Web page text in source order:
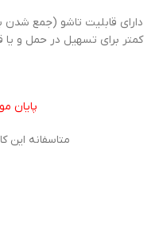
دارای قابلیت تاشو (جمع
کمتر برای تسهیل در حمل و
پایان
متاسفانه این